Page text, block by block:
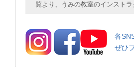
覧より、うみの教室のインスト
各
ぜひ